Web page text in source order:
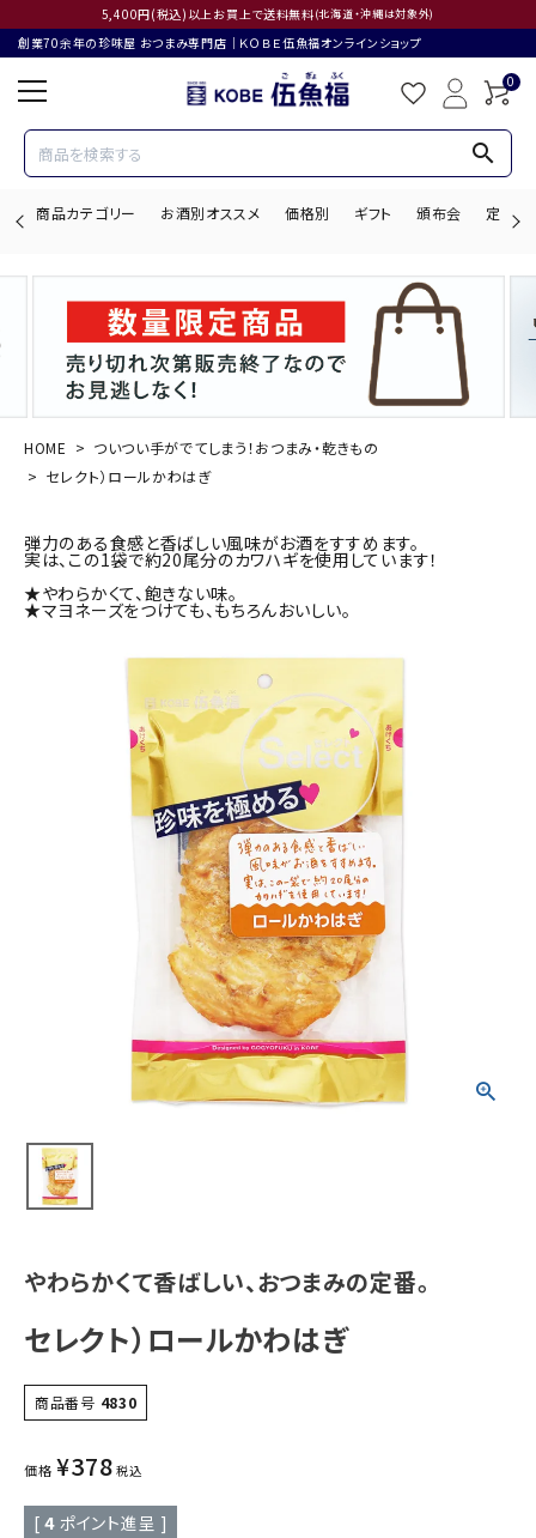
5,400円(税込)以上お買上で送料無料(北海道・沖縄は対象外)
創業70余年の珍味屋 おつまみ専門店│ＫＯＢＥ伍魚福オンラインショップ
0
search
商品カテゴリー お酒別オススメ 価格別 ギフト 頒布会 定期購
search
ACCOUNT MENU
商品カテゴリー
お酒別オススメ
HOME
ついつい手がでてしまう！おつまみ・乾きもの
セレクト）ロールかわはぎ
弾力のある食感と香ばしい風味がお酒をすすめます。
実は、この1袋で約20尾分のカワハギを使用しています！
★やわらかくて、飽きない味。
★マヨネーズをつけても、もちろんおいしい。
やわらかくて香ばしい、おつまみの定番。
セレクト）ロールかわはぎ
商品番号 4830
価格 ¥378 税込
[ 4 ポイント進呈 ]